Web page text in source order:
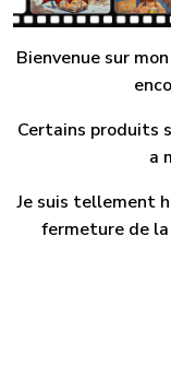
Bienvenue sur
Certains produits
a
Je suis tellement
fermeture de